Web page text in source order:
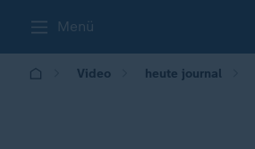
Menü
Video heute journal